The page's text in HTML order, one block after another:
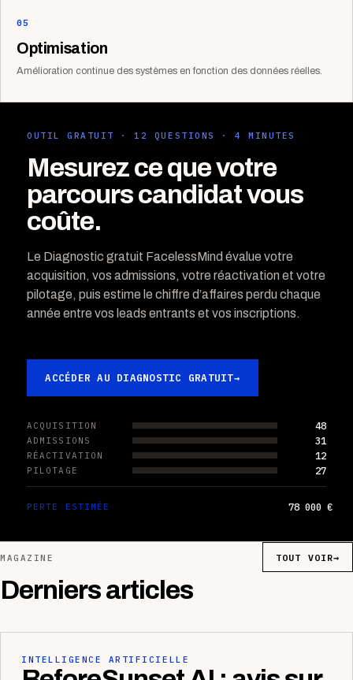
05
Optimisation
Amélioration continue des systèmes en fonction des données réelles.
OUTIL GRATUIT · 12 QUESTIONS · 4 MINUTES
Mesurez ce que votre
parcours candidat vous
coûte.
Le Diagnostic gratuit FacelessMind évalue votre
acquisition, vos admissions, votre réactivation et votre
pilotage, puis estime le chiffre d’affaires perdu chaque
année entre vos leads entrants et vos inscriptions.
ACCÉDER AU DIAGNOSTIC GRATUIT→
ACQUISITION 48
ADMISSIONS 31
RÉACTIVATION 12
PILOTAGE 27
PERTE ESTIMÉE 78 000 €
MAGAZINE
Derniers articles
TOUT VOIR→
INTELLIGENCE ARTIFICIELLE